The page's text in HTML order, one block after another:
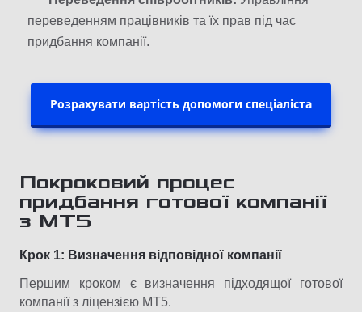
переведенням працівників та їх прав під час
придбання компанії.
Розрахувати вартість допомоги спеціаліста
Покроковий процес
придбання готової компанії
з МТ5
Крок 1: Визначення відповідної компанії
Першим кроком є ​​визначення підходящої готової
компанії з ліцензією МТ5.